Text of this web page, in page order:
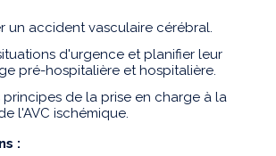
un accident vasculaire cérébral.
d'urgence et planifier leur
pré-hospitalière et hospitalière.
principes de la prise en charge à la
l'AVC ischémique.
: